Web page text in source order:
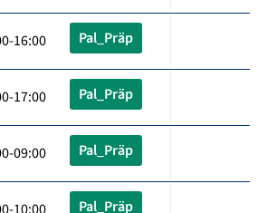
16:00 Pal_Präp
17:00 Pal_Präp
09:00 Pal_Präp
Pal_Präp